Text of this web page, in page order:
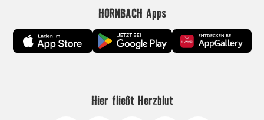
HORNBACH Apps
Hier fließt Herzblut